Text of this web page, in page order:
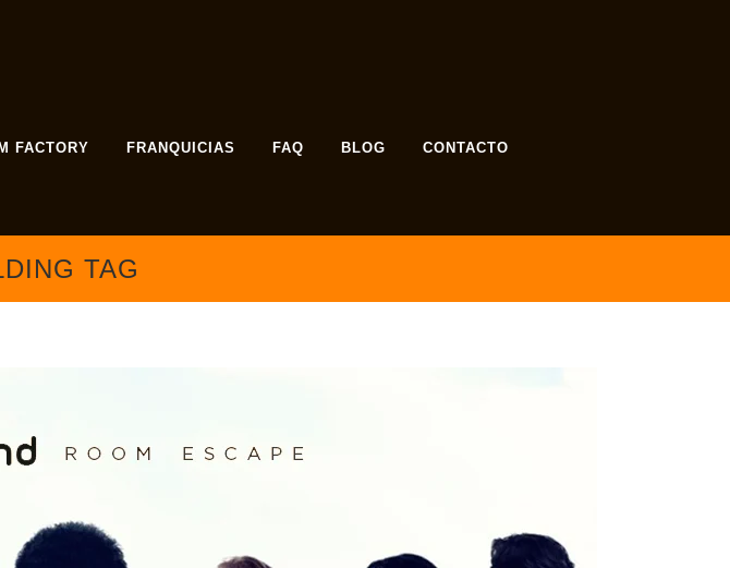
FACTORY FRANQUICIAS FAQ BLOG CONTACTO
TAG